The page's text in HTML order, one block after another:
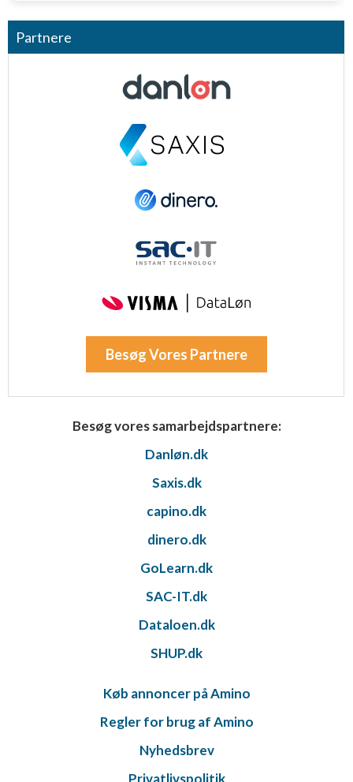
Partnere
Besøg Vores Partnere
Besøg vores samarbejdspartnere:
Danløn.dk
Saxis.dk
capino.dk
dinero.dk
GoLearn.dk
SAC-IT.dk
Dataloen.dk
SHUP.dk
Køb annoncer på Amino
Regler for brug af Amino
Nyhedsbrev
Privatlivspolitik